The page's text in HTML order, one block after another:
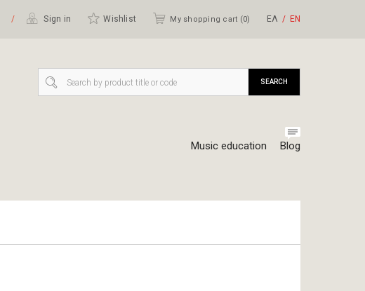
/ Sign in Wishlist My shopping cart (0) ΕΛ ΕΝ
Music education Blog
SEARCH